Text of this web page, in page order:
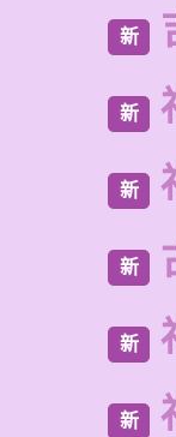
新
新
新
新
新
新